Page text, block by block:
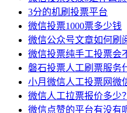
3分的机刷投票平台
微信投票1000票多少钱
微信公众号文章如何刷
微信投票纯手工投票会
磐石投票人工刷票服务
小月微信人工投票网微
微信人工拉票报价多少？
微信点赞的平台有没有